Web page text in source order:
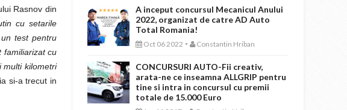
Rasnov din
cu setarile
test pentru
familiarizat cu
multi kilometri
si-a trecut in
A inceput concursul Mecanicul Anului
2022, organizat de catre AD Auto
Total Romania!
Oct 06 2022 - Constantin Hriban
CONCURSURI AUTO-Fii creativ,
arata-ne ce inseamna ALLGRIP pentru
tine si intra in concursul cu premii
totale de 15.000 Euro